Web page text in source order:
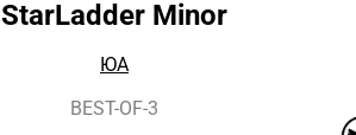
StarLadder Minor
ЮА
BEST-OF-3